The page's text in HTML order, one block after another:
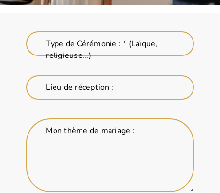
Type de Cérémonie : * (Laïque,
religieuse...)
Lieu de réception :
Mon thème de mariage :